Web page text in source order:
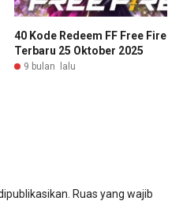
40 Kode Redeem FF Free Fire
Terbaru 25 Oktober 2025
9 bulan lalu
Ruas yang wajib